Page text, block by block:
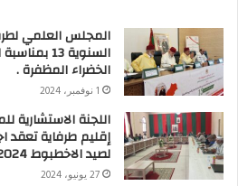
المجلس العلمي
السنوية 13
الخضراء المظفرة .
1 نوفمبر، 2024
اللجنة الاستشارية
إقليم طرفاية
لصيد الاخطبوط 2024.
27 يونيو، 2024